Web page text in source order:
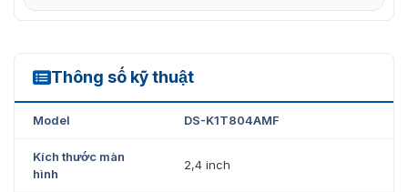
Máy chấm công vân tay Hikvision DS-K1T804AMF chính hãng
Thông số kỹ thuật
DS-K1T804AMF
Model DS-K1T804AMF
Kích thước màn
hình
2,4 inch